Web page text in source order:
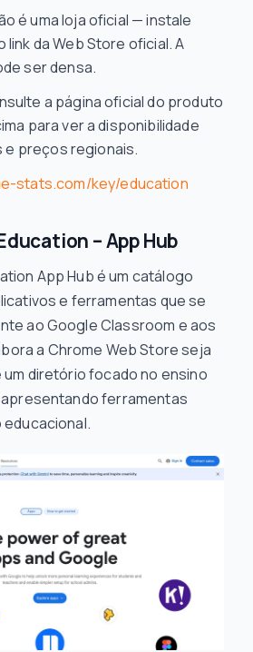
é uma loja oficial — instale
link da Web Store oficial. A
ser densa.
a página oficial do produto
para ver a disponibilidade
e preços regionais.
stats.com/key/education
– App Hub
App Hub é um catálogo
e ferramentas que se
ao Google Classroom e aos
a Chrome Web Store seja
um diretório focado no ensino
ferramentas
educacional.